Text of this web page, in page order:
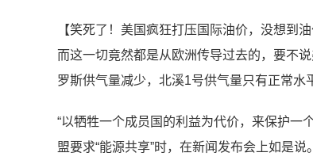
【笑死了！美国疯狂打压国际油价，没想到
而这一切竟然都是从欧洲传导过去的，要不
罗斯供气量减少，北溪1号供气量只有正常
“以牺牲一个成员国的利益为代价，来保护一
盟要求“能源共享”时，在新闻发布会上如是